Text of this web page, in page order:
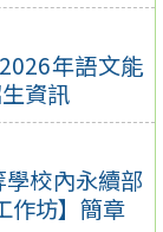
年語文能
資訊
校內永續部
作坊】簡章